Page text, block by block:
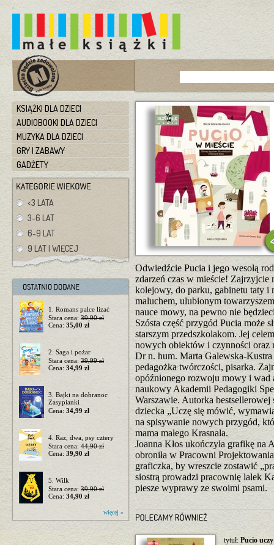
KSIĄŻKI DLA DZIECI
AUDIOBOOKI DLA DZIECI
MUZYKA DLA DZIECI
GRY I ZABAWY
GADŻETY
<3 LATA
3-6 LAT
6-9 LAT
9 LAT I WIĘCEJ
1. Romans palce lizać
Stara cena: 39,90 zł
Cena: 35,00 zł
2. Saga i pożar
Stara cena: 39,99 zł
Cena: 34,99 zł
3. Bajki na dobranoc
Zasypianki
Cena: 34,99 zł
4. Raz, dwa, psy cztery
Stara cena: 44,90 zł
Cena: 39,90 zł
5. Wilk
Stara cena: 39,90 zł
Cena: 34,90 zł
więcej »
Odwiedźcie Pucia i jego wesołą
zdarzeń czas w mieście! Zajrzyjcie
kolejowy, do parku, gabinetu taty
maluchem, ulubionym
nauce mowy, na pewno nie
Szósta część przygód Pucia może
starszym przedszkolakom. Jej
nowych obiektów i czynności oraz
Dr n. hum. Marta Galewska-
pedagożka twórczości, pisarka.
opóźnionego rozwoju mowy i
naukowy Akademii Pedagogiki
Warszawie. Autorka
dziecka „Uczę się mówić,
na spisywanie nowych przygód,
mama małego Krasnala.
Joanna Kłos ukończyła grafikę
obroniła w Pracowni
graficzka, by wreszcie zostawić
siostrą prowadzi pracownię lalek
piesze wyprawy ze swoimi psami.
tytuł: Pucio